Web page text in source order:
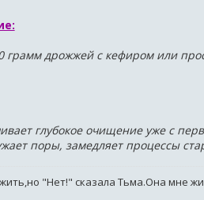
грамм дрожжей с кефиром или
глубокое очищение уже с
поры, замедляет процессы
"Нет!" сказала Тьма.Она мне